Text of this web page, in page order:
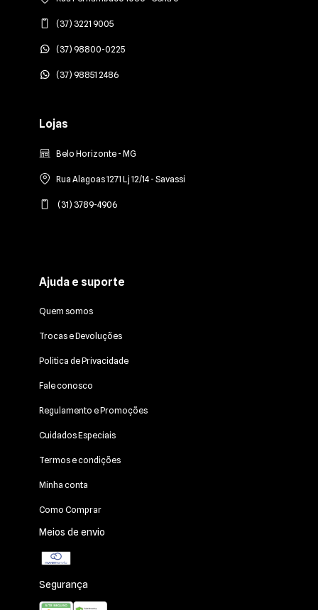
(37) 3221 9005
(37) 98800-0225
(37) 98851 2486
Lojas
Belo Horizonte - MG
Rua Alagoas 1271 Lj 12/14 - Savassi
(31) 3789-4906
Ajuda e suporte
Quem somos
Trocas e Devoluções
Politica de Privacidade
Fale conosco
Regulamento e Promoções
Cuidados Especiais
Termos e condições
Minha conta
Como Comprar
Meios de envio
Segurança